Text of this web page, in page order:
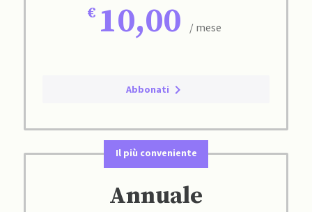
10,00 / mese
Abbonati
Il più conveniente
Annuale